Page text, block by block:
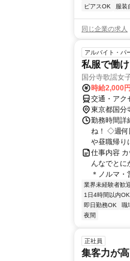
ピアスOK
服装
同じ企業の求人
アルバイト・パ
私服で働
国分寺歌謡女
時給2,000
交通・アク
東京都国分
勤務時間詳
ね！ ◇週何
や昼職帰り
仕事内容
んなでとに
＊ノルマ
業界未経験者歓
1日4時間以内OK
即日勤務OK
職
夜間
正社員
集客力が